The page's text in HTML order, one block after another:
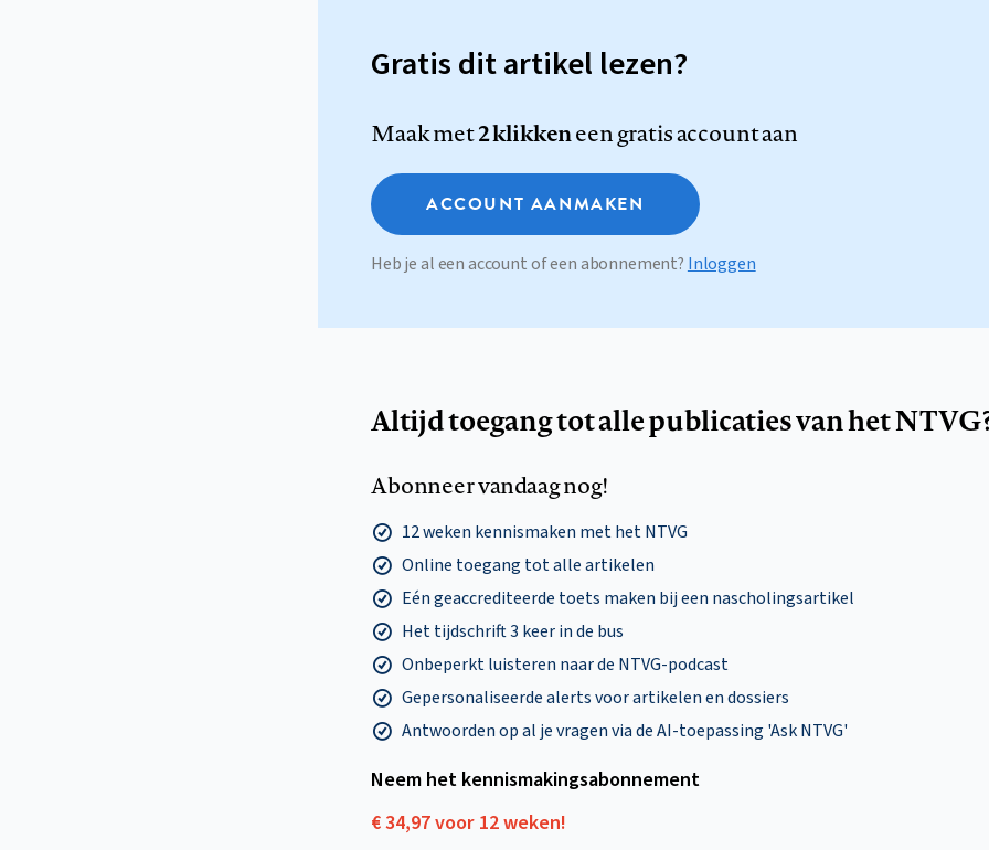
Gratis dit artikel lezen?
Maak met2 klikkeneen gratis account aan
ACCOUNT AANMAKEN
Heb je al een account of een abonnement? Inloggen
Altijd toegang tot alle publicaties van het
Abonneer vandaag nog!
12 weken kennismaken met het NTVG
Online toegang tot alle artikelen
Eén geaccrediteerde toets maken bij een nascholingsartikel
Het tijdschrift 3 keer in de bus
Onbeperkt luisteren naar de NTVG-podcast
Gepersonaliseerde alerts voor artikelen en dossiers
Antwoorden op al je vragen via de AI-toepassing 'Ask NTVG'
Neem het kennismakings­abonnement
€ 34,97 voor 12 weken!